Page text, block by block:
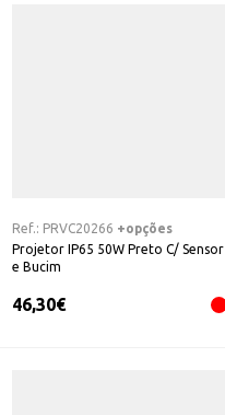
Ref.: PRVC20266 +opções
Projetor IP65 50W Preto C/ Sensor
e Bucim
46,30€